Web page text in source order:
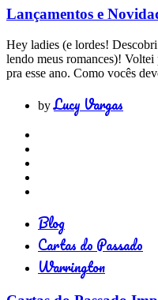
Lançamentos e
Hey ladies (e lordes! Descobri
lendo meus romances)!
pra esse ano. Como vocês
byLucy Vargas
Blog
Cartas do Passado
Warrington